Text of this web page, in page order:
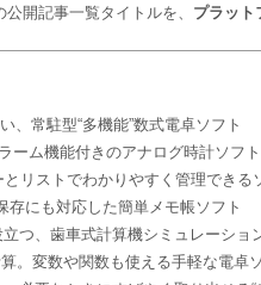
開記事一覧タイトルを、 プラット
、常駐型“多機能”数式電卓ソフト
ーム機能付きのアナログ時計ソフ
リストでわかりやすく管理でき
存にも対応した簡単メモ帳ソフト
つ、歯車式計算機シミュレーショ
。変数や関数も使える手軽な電卓